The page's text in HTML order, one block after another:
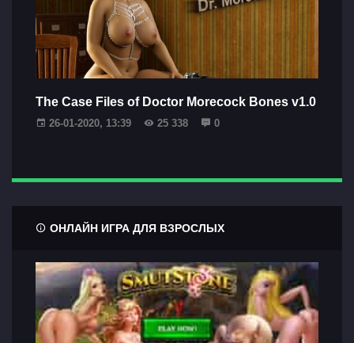
The Case Files of Doctor Morecock Bones v1.0
26-01-2020, 13:39 25 338 0
ОНЛАЙН ИГРА ДЛЯ ВЗРОСЛЫХ